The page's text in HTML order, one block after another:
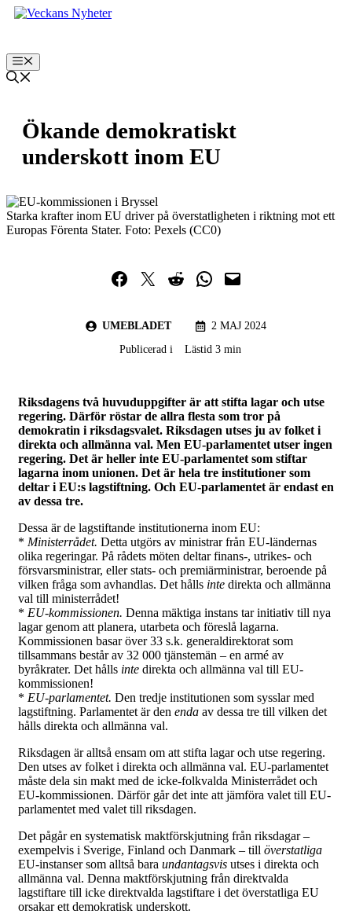
Hoppa
Meny
Ökande demokratiskt
underskott inom EU
Starka krafter inom EU driver på överstatligheten i riktning mot ett
Europas Förenta Stater. Foto: Pexels (CC0)
Dela på Facebook
Dela på TwitterDela på RedditDela i WhatsApp
Maila en länk
UMEBLADET
2 MAJ 2024
Publicerad i
Lästid 3 min
Riksdagens två huvuduppgifter är att stifta lagar och utse
regering. Därför röstar de allra flesta som tror på
demokratin i riksdagsvalet. Riksdagen utses ju av folket i
direkta och allmänna val. Men EU-parlamentet utser ingen
regering. Det är heller inte EU-parlamentet som stiftar
lagarna inom unionen. Det är hela tre institutioner som
deltar i EU:s lagstiftning. Och EU-parlamentet är endast en
av dessa tre.
Dessa är de lagstiftande institutionerna inom EU:
* Ministerrådet. Detta utgörs av ministrar från EU-ländernas
olika regeringar. På rådets möten deltar finans-, utrikes- och
försvarsministrar, eller stats- och premiärministrar, beroende på
vilken fråga som avhandlas. Det hålls inte direkta och allmänna
val till ministerrådet!
* EU-kommissionen. Denna mäktiga instans tar initiativ till nya
lagar genom att planera, utarbeta och föreslå lagarna.
Kommissionen basar över 33 s.k. generaldirektorat som
tillsammans består av 32 000 tjänstemän – en armé av
byråkrater. Det hålls inte direkta och allmänna val till EU-
kommissionen!
* EU-parlamentet. Den tredje institutionen som sysslar med
lagstiftning. Parlamentet är den enda av dessa tre till vilken det
hålls direkta och allmänna val.
Riksdagen är alltså ensam om att stifta lagar och utse regering.
Den utses av folket i direkta och allmänna val. EU-parlamentet
måste dela sin makt med de icke-folkvalda Ministerrådet och
EU-kommissionen. Därför går det inte att jämföra valet till EU-
parlamentet med valet till riksdagen.
Det pågår en systematisk maktförskjutning från riksdagar –
exempelvis i Sverige, Finland och Danmark – till överstatliga
EU-instanser som alltså bara undantagsvis utses i direkta och
allmänna val. Denna maktförskjutning från direktvalda
lagstiftare till icke direktvalda lagstiftare i det överstatliga EU
orsakar ett demokratisk underskott.